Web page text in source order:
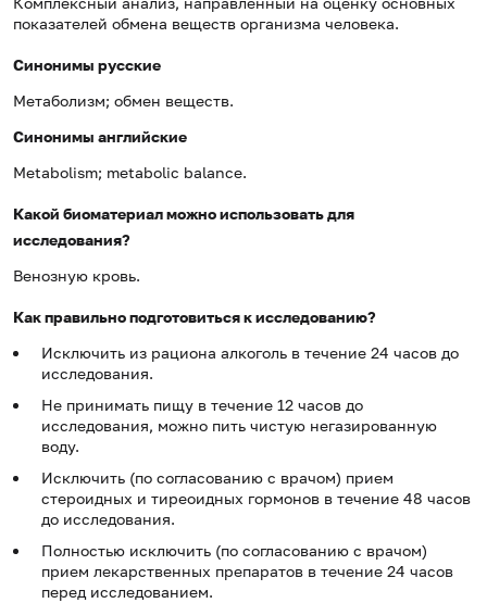
показателей обмена веществ организма человека.
Синонимы русские
Метаболизм; обмен веществ.
Синонимы английские
Metabolism; metabolic balance.
Какой биоматериал можно использовать для
исследования?
Венозную кровь.
Как правильно подготовиться к исследованию?
Исключить из рациона алкоголь в течение 24 часов до
исследования.
Не принимать пищу в течение 12 часов до
исследования, можно пить чистую негазированную
воду.
Исключить (по согласованию с врачом) прием
стероидных и тиреоидных гормонов в течение 48 часов
до исследования.
Полностью исключить (по согласованию с врачом)
прием лекарственных препаратов в течение 24 часов
перед исследованием.